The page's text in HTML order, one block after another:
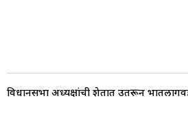
विधानसभा अध्यक्षांची शेतात उतरून